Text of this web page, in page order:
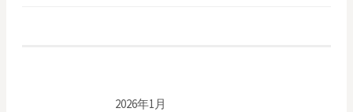
2026年1月